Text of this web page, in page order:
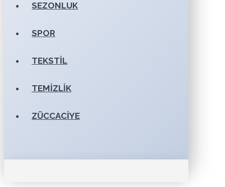
SEZONLUK
SPOR
TEKSTIL
TEMIZLIK
ZÜCCACIYE